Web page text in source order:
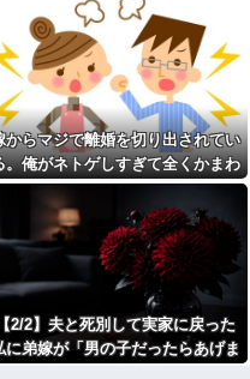
最優先にして大正解
コインランドリーで私物の乾
機シートを「ご自由にどうぞ
ろw」と勝手に盗もうとした
DQN夫婦！注意したら「は？名
前かいてないんですけど」と逆
レ
ジャンポケ斉藤「同意があっ
んです。本当です。信じて下
い」 ←何でこの主張が通ら
父がﾀﾋんだ翌日、彼女から
今日はつきあって半年の記念
だね！おめでとう！」とメー
ルが来た。それから連絡は無視
ている。「別れたいならせめ
そう言って」と連絡きたけど
話もしたくないんだよ…….他
弟「エレベーターで知らない
に蹴られた！」私「何した
ね？
からマジで離婚を切り出されてい
。俺がネトゲしすぎて全くかまわ
なかったのが原因らしく...
【2/2】夫と死別して実家に戻った
に弟嫁が「男の子だったらあげま